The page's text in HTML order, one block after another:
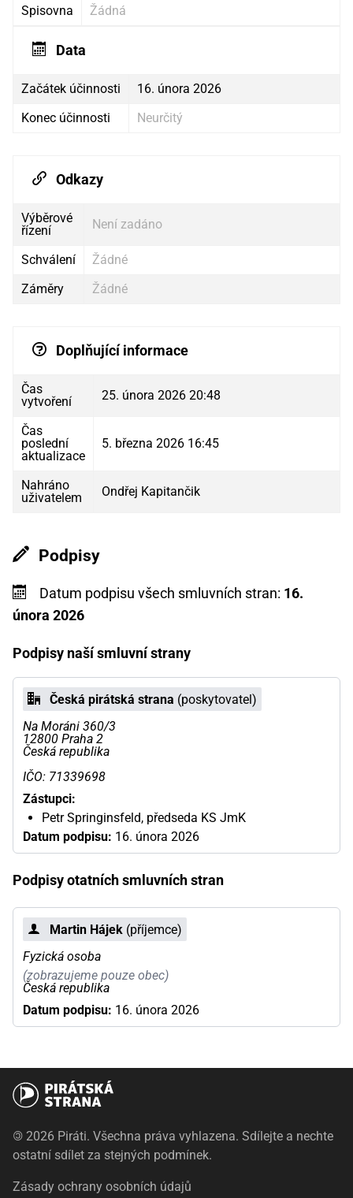
Spisovna
Žádná
Data
Začátek účinnosti
16. února 2026
Konec účinnosti
Neurčitý
Odkazy
Výběrové
řízení
Není zadáno
Schválení
Žádné
Záměry
Žádné
Doplňující informace
Čas
vytvoření
25. února 2026 20:48
Čas
poslední
aktualizace
5. března 2026 16:45
Nahráno
uživatelem
Ondřej Kapitančik
Podpisy
Datum podpisu všech smluvních stran: 16.
února 2026
Podpisy naší smluvní strany
Česká pirátská strana (poskytovatel)
Na Moráni 360/3
12800 Praha 2
Česká republika
IČO: 71339698
Zástupci:
Petr Springinsfeld, předseda KS JmK
Datum podpisu: 16. února 2026
Podpisy otatních smluvních stran
Martin Hájek (příjemce)
Fyzická osoba
(zobrazujeme pouze obec)
Česká republika
Datum podpisu: 16. února 2026
© 2026 Piráti. Všechna práva vyhlazena. Sdílejte a nechte
ostatní sdílet za stejných podmínek.
Zásady ochrany osobních údajů